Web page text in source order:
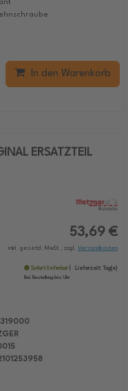
In den Warenkorb
ERSATZTEIL
53,69 €
inkl. gesetzl. MwSt., zzgl. Versandkosten
Sofort lieferbar Lieferzeit:
Tag(e)
Bei Bestellung bis: Uhr